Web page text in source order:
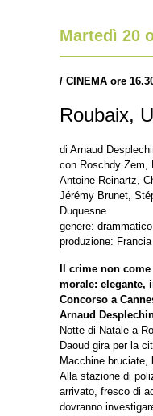
Martedì 20
/ CINEMA ore
Roubaix,
di Arnaud
con Roschdy Zem,
Antoine Reinartz,
Jérémy Brunet,
Duquesne
genere:
produzione:
Il crime non
morale: elegante,
Concorso a
Arnaud
Notte di Natale a
Daoud gira per la
Macchine
Alla stazione di
arrivato, fresco di
dovranno